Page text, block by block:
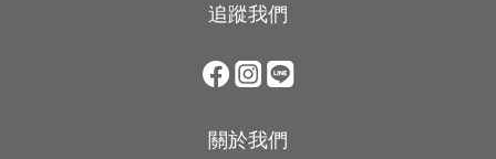
追蹤我們
關於我們